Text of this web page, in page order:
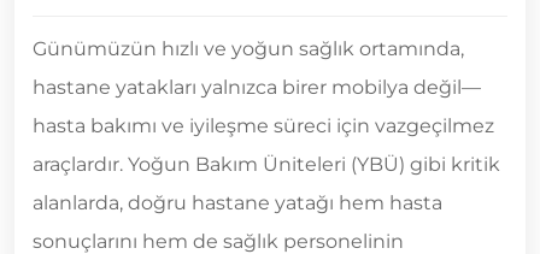
Günümüzün hızlı ve yoğun sağlık ortamında,
hastane yatakları yalnızca birer mobilya değil—
hasta bakımı ve iyileşme süreci için vazgeçilmez
araçlardır. Yoğun Bakım Üniteleri (YBÜ) gibi kritik
alanlarda, doğru hastane yatağı hem hasta
sonuçlarını hem de sağlık personelinin